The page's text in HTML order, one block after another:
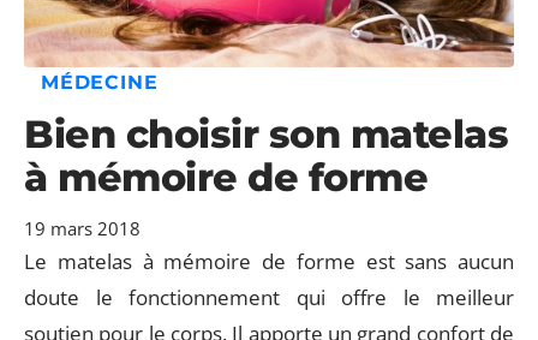
MÉDECINE
Bien choisir son matelas
à mémoire de forme
19 mars 2018
Le matelas à mémoire de forme est sans aucun
doute le fonctionnement qui offre le meilleur
soutien pour le corps. Il apporte un grand confort de